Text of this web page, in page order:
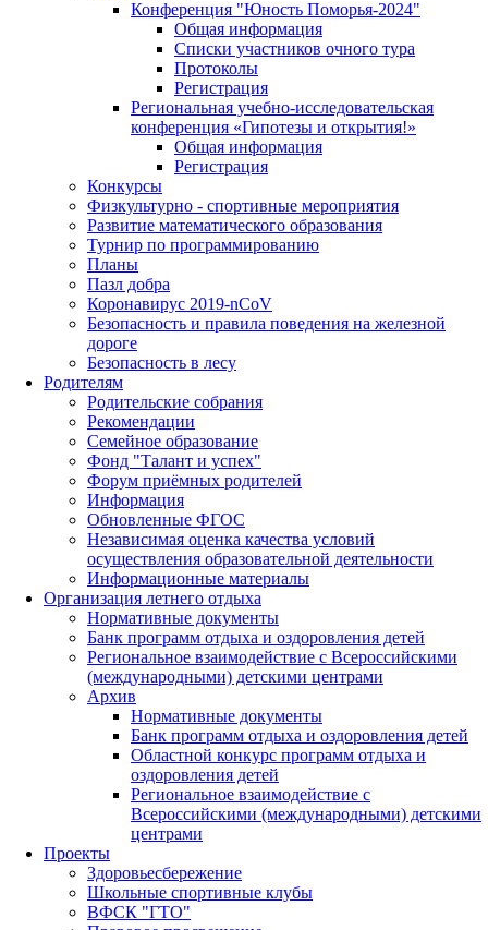
Конференция "Юность Поморья-2024"
Общая информация
Списки участников очного тура
Протоколы
Регистрация
Региональная учебно-исследовательская
конференция «Гипотезы и открытия!»
Общая информация
Регистрация
Конкурсы
Физкультурно - спортивные мероприятия
Развитие математического образования
Турнир по программированию
Планы
Пазл добра
Коронавирус 2019-nCoV
Безопасность и правила поведения на железной
дороге
Безопасность в лесу
Родителям
Родительские собрания
Рекомендации
Семейное образование
Фонд "Талант и успех"
Форум приёмных родителей
Информация
Обновленные ФГОС
Независимая оценка качества условий
осуществления образовательной деятельности
Информационные материалы
Организация летнего отдыха
Нормативные документы
Банк программ отдыха и оздоровления детей
Региональное взаимодействие с Всероссийскими
(международными) детскими центрами
Архив
Нормативные документы
Банк программ отдыха и оздоровления детей
Областной конкурс программ отдыха и
оздоровления детей
Региональное взаимодействие с
Всероссийскими (международными) детскими
центрами
Проекты
Здоровьесбережение
Школьные спортивные клубы
ВФСК "ГТО"